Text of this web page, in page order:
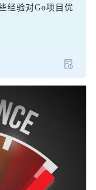
经验对Go项目优